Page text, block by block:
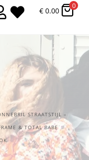
 € 0.00
0
STRAATSTIJL –
& TOTAL BABE